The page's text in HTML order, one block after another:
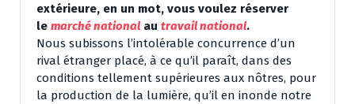
extérieure, en un mot, vous voulez réserver
le marché national au travail national.
Nous subissons l’intolérable concurrence d’un
rival étranger placé, à ce qu’il paraît, dans des
conditions tellement supérieures aux nôtres, pour
la production de la lumière, qu’il en inonde notre